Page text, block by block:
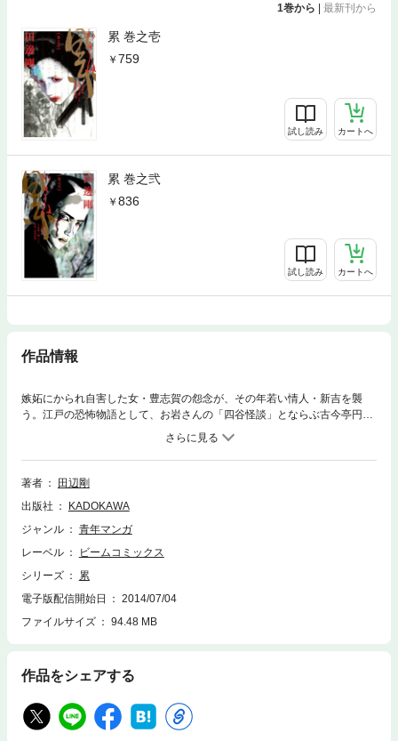
1巻から | 最新刊から
累 巻之壱
759
試し読み カートへ
累 巻之弐
836
試し読み カートへ
作品情報
嫉妬にかられ自害した女・豊志賀の怨念が、その年若い情人・新吉を襲
う。江戸の恐怖物語として、お岩さんの「四谷怪談」とならぶ古今亭円朝
の傑作落語「真景累ヶ淵」を原作に、松本大洋に絶賛された才能が、和製
ホラーの真骨頂に挑む。待望の第2巻、戦慄のクライマックス！
著者
田辺剛
出版社
KADOKAWA
ジャンル
青年マンガ
レーベル
ビームコミックス
シリーズ
累
電子版配信開始日
2014/07/04
ファイルサイズ
94.48 MB
作品をシェアする